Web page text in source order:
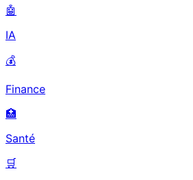
🤖
IA
💰
Finance
🏥
Santé
🛒